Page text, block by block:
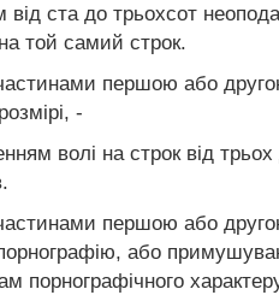
ста до трьохсот
той самий строк.
першою або
-
волі на строк від
першою або
або
порнографічного